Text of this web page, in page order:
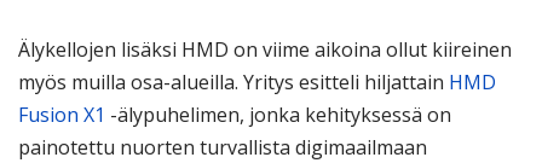
Älykellojen lisäksi HMD on viime aikoina ollut kiireinen
myös muilla osa-alueilla. Yritys esitteli hiljattain HMD
Fusion X1 -älypuhelimen, jonka kehityksessä on
painotettu nuorten turvallista digimaailmaan